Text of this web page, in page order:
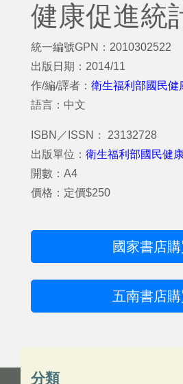
健康促進統
統一編號GPN：2010302522
出版日期：2014/11
作/編/譯者： 衛生福利部國民健
語言：中文
ISBN／ISSN： 23132728
出版單位： 衛生福利部國民健
開數：A4
價格：定價$250
國家書店
五南書店
分類